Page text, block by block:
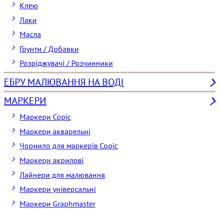
Клею
Лаки
Масла
Ґрунти / Добавки
Розріджувачі / Розчинники
ЕБРУ МАЛЮВАННЯ НА ВОДІ
МАРКЕРИ
Маркери Copic
Маркери акварельні
Чорнило для маркерів Copic
Маркери акрилові
Лайнери для малювання
Маркери універсальні
Маркери Graphmaster